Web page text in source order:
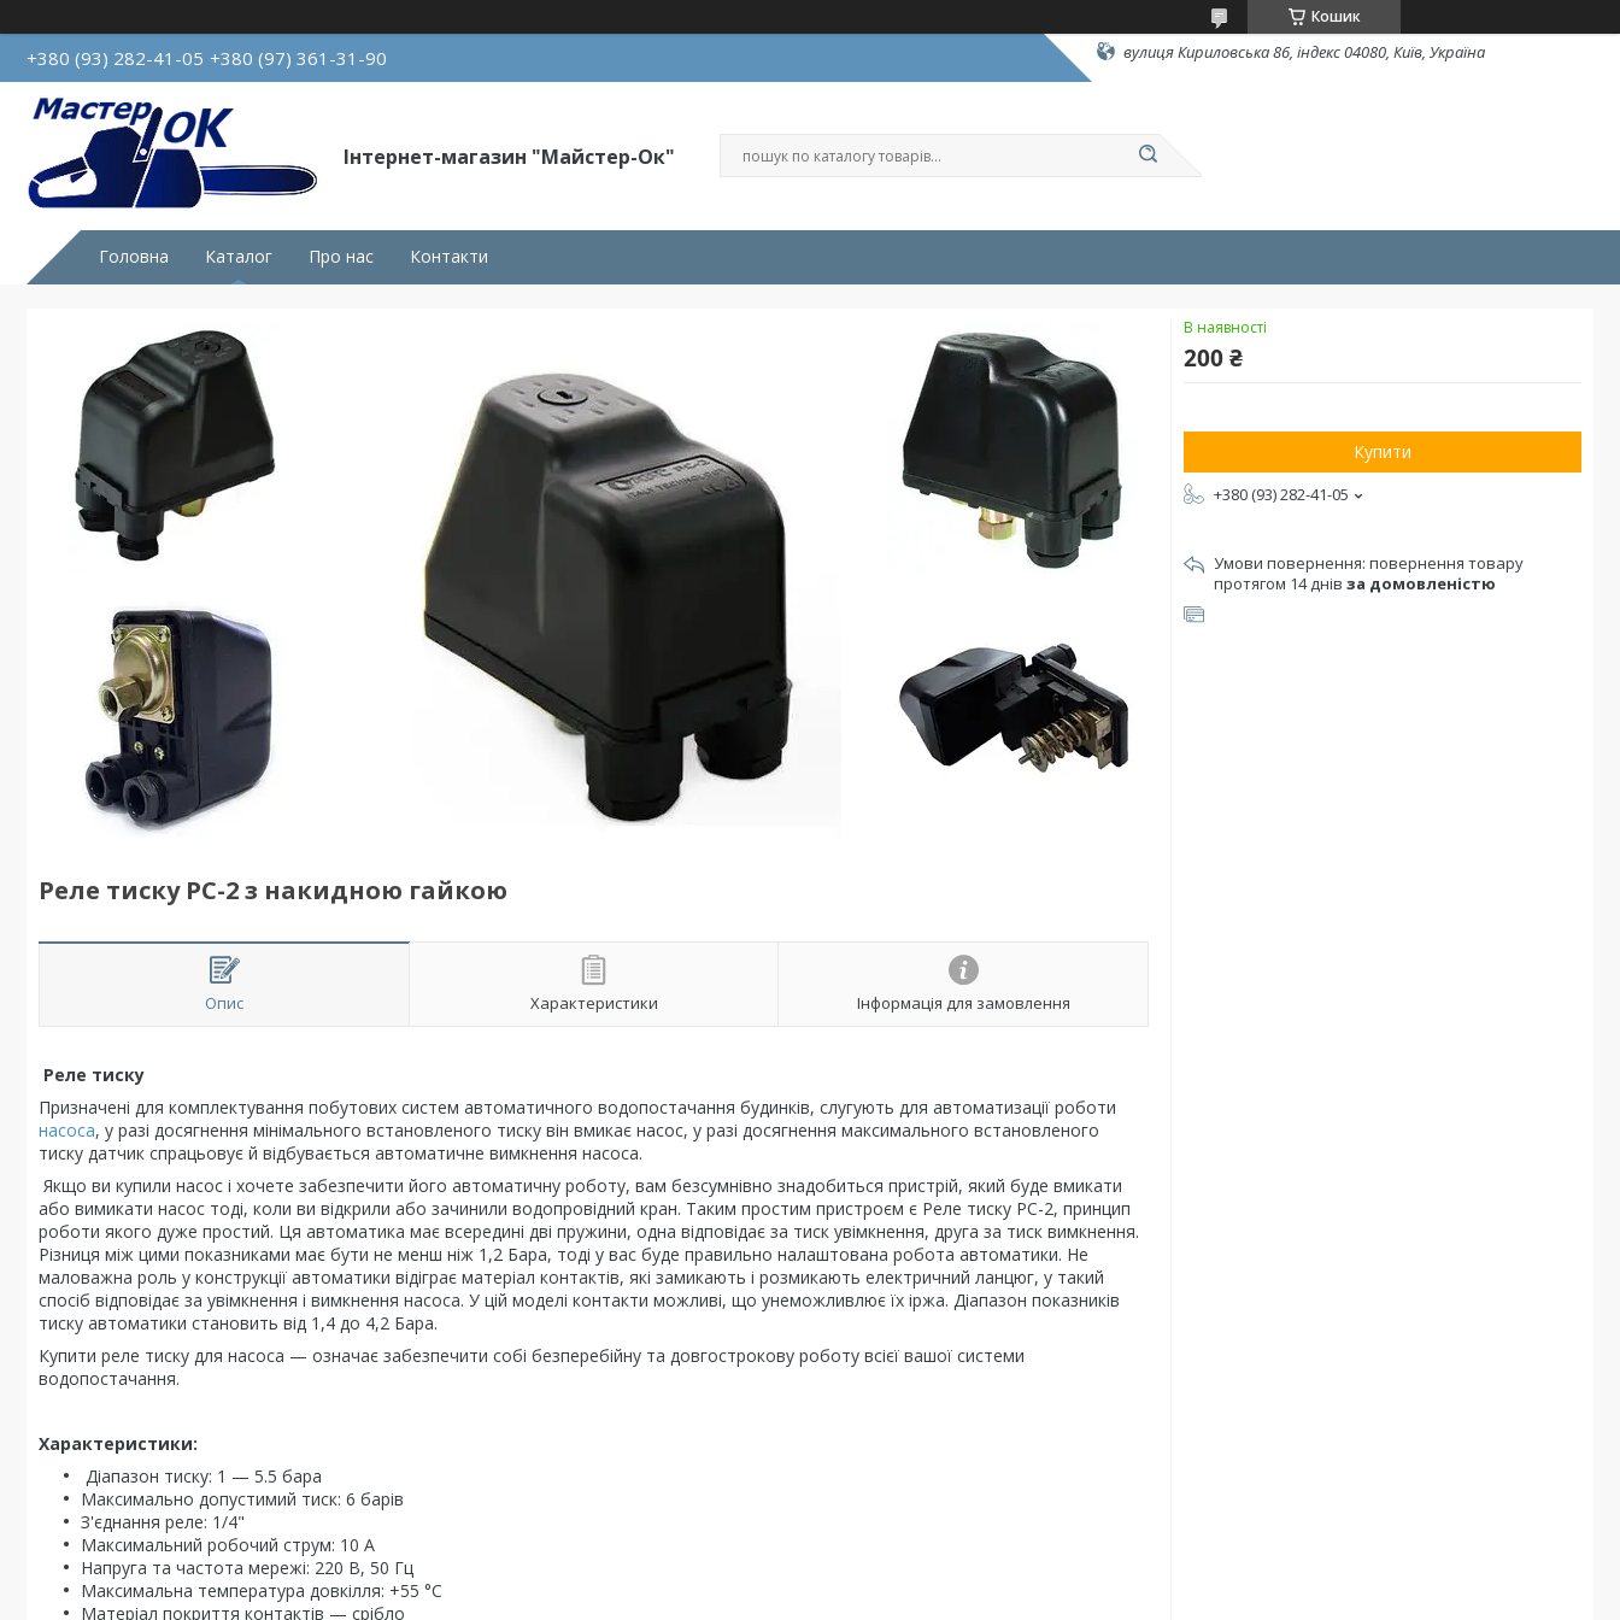
Кошик
+380 (93) 282-41-05 +380 (97) 361-31-90 вулиця Кириловська 86, індекс 04080, Київ, Україна
Інтернет-магазин "Майстер-Ок"
Головна Каталог Про нас Контакти
Реле тиску PC-2 з накидною гайкою
Опис Характеристики Інформація для замовлення
Реле тиску
Призначені для комплектування побутових систем автоматичного водопостачання будинків, слугують для автоматизації роботи
насоса, у разі досягнення мінімального встановленого тиску він вмикає насос, у разі досягнення максимального встановленого
тиску датчик спрацьовує й відбувається автоматичне вимкнення насоса.
Якщо ви купили насос і хочете забезпечити його автоматичну роботу, вам безсумнівно знадобиться пристрій, який буде вмикати
або вимикати насос тоді, коли ви відкрили або зачинили водопровідний кран. Таким простим пристроєм є Реле тиску PC-2, принцип
роботи якого дуже простий. Ця автоматика має всередині дві пружини, одна відповідає за тиск увімкнення, друга за тиск вимкнення.
Різниця між цими показниками має бути не менш ніж 1,2 Бара, тоді у вас буде правильно налаштована робота автоматики. Не
маловажна роль у конструкції автоматики відіграє матеріал контактів, які замикають і розмикають електричний ланцюг, у такий
спосіб відповідає за увімкнення і вимкнення насоса. У цій моделі контакти можливі, що унеможливлює їх іржа. Діапазон показників
тиску автоматики становить від 1,4 до 4,2 Бара.
Купити реле тиску для насоса — означає забезпечити собі безперебійну та довгострокову роботу всієї вашої системи
водопостачання.
Характеристики:
Діапазон тиску: 1 — 5.5 бара
Максимально допустимий тиск: 6 барів
З'єднання реле: 1/4"
Максимальний робочий струм: 10 А
Напруга та частота мережі: 220 В, 50 Гц
Максимальна температура довкілля: +55 °С
Матеріал покриття контактів — срібло
В наявності
200 ₴
Купити
+380 (93) 282-41-05
повернення товару
протягом 14 днів за домовленістю